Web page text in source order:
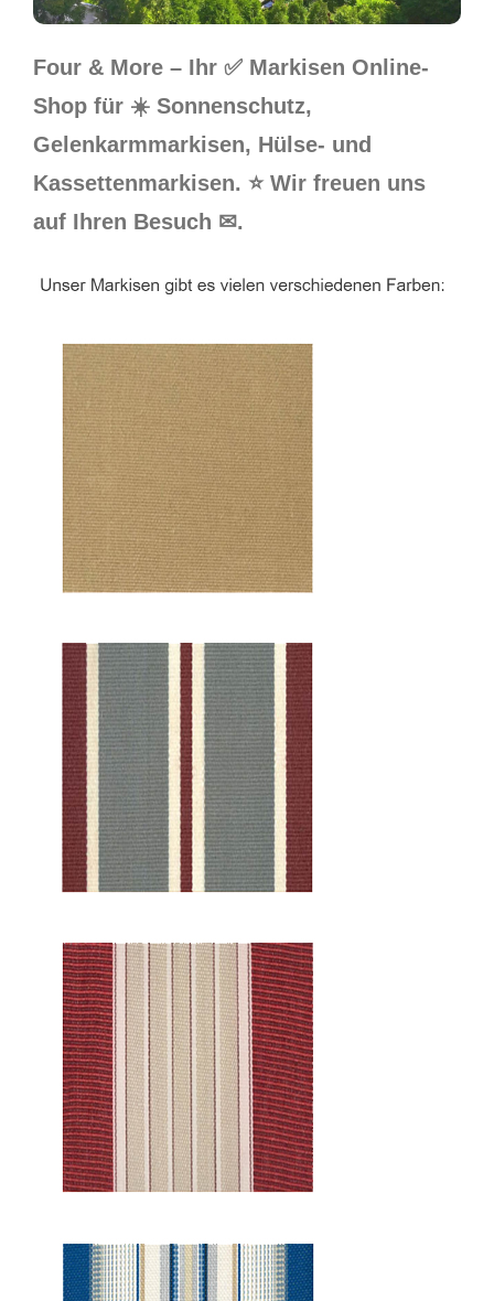
Four & More – Ihr ✅ Markisen Online-
Shop für ☀️ Sonnenschutz,
Gelenkarmmarkisen, Hülse- und
Kassettenmarkisen. ⭐ Wir freuen uns
auf Ihren Besuch ✉.